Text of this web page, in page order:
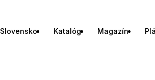
Slovensko Katalóg Magazín